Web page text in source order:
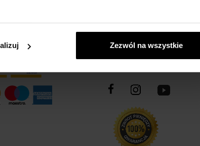
Zezwól na wszystkie
Wiadomości, trendy i
możesz uzyskać, jeśli
kokuletter :)
E-mail*